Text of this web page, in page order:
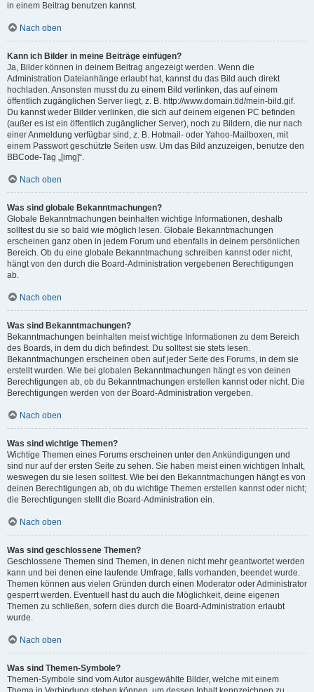
in einem Beitrag benutzen kannst.
Nach oben
Kann ich Bilder in meine Beiträge einfügen?
Ja, Bilder können in deinem Beitrag angezeigt werden. Wenn die
Administration Dateianhänge erlaubt hat, kannst du das Bild auch direkt
hochladen. Ansonsten musst du zu einem Bild verlinken, das auf einem
öffentlich zugänglichen Server liegt, z. B. http://www.domain.tld/mein-bild.gif.
Du kannst weder Bilder verlinken, die sich auf deinem eigenen PC befinden
(außer es ist ein öffentlich zugänglicher Server), noch zu Bildern, die nur nach
einer Anmeldung verfügbar sind, z. B. Hotmail- oder Yahoo-Mailboxen, mit
einem Passwort geschützte Seiten usw. Um das Bild anzuzeigen, benutze den
BBCode-Tag „[img]“.
Nach oben
Was sind globale Bekanntmachungen?
Globale Bekanntmachungen beinhalten wichtige Informationen, deshalb
solltest du sie so bald wie möglich lesen. Globale Bekanntmachungen
erscheinen ganz oben in jedem Forum und ebenfalls in deinem persönlichen
Bereich. Ob du eine globale Bekanntmachung schreiben kannst oder nicht,
hängt von den durch die Board-Administration vergebenen Berechtigungen
ab.
Nach oben
Was sind Bekanntmachungen?
Bekanntmachungen beinhalten meist wichtige Informationen zu dem Bereich
des Boards, in dem du dich befindest. Du solltest sie stets lesen.
Bekanntmachungen erscheinen oben auf jeder Seite des Forums, in dem sie
erstellt wurden. Wie bei globalen Bekanntmachungen hängt es von deinen
Berechtigungen ab, ob du Bekanntmachungen erstellen kannst oder nicht. Die
Berechtigungen werden von der Board-Administration vergeben.
Nach oben
Was sind wichtige Themen?
Wichtige Themen eines Forums erscheinen unter den Ankündigungen und
sind nur auf der ersten Seite zu sehen. Sie haben meist einen wichtigen Inhalt,
weswegen du sie lesen solltest. Wie bei den Bekanntmachungen hängt es von
deinen Berechtigungen ab, ob du wichtige Themen erstellen kannst oder nicht;
die Berechtigungen stellt die Board-Administration ein.
Nach oben
Was sind geschlossene Themen?
Geschlossene Themen sind Themen, in denen nicht mehr geantwortet werden
kann und bei denen eine laufende Umfrage, falls vorhanden, beendet wurde.
Themen können aus vielen Gründen durch einen Moderator oder Administrator
gesperrt werden. Eventuell hast du auch die Möglichkeit, deine eigenen
Themen zu schließen, sofern dies durch die Board-Administration erlaubt
wurde.
Nach oben
Was sind Themen-Symbole?
Themen-Symbole sind vom Autor ausgewählte Bilder, welche mit einem